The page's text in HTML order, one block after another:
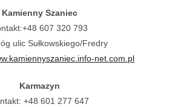
Kamienny Szaniec
607 320 793
ulic Sułkowskiego/Fredry
net.com.pl
Karmazyn
+48 601 277 647